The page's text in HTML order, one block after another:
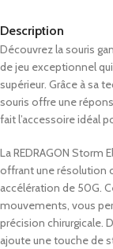
Description
Découvrez la souris
de jeu exceptionnel
supérieur. Grâce à sa
souris offre une
fait l’accessoire idéal
La REDRAGON Storm
offrant une résolution
accélération de 50G.
mouvements, vous
précision chirurgicale.
ajoute une touche de